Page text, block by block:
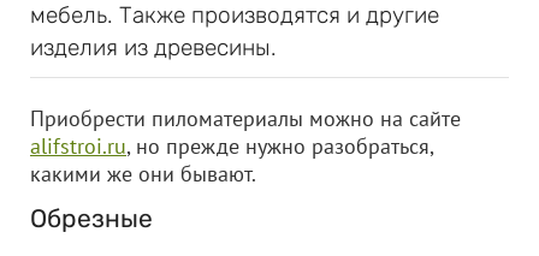
мебель. Также производятся и другие
изделия из древесины.
Приобрести пиломатериалы можно на сайте
alifstroi.ru, но прежде нужно разобраться,
какими же они бывают.
Обрезные